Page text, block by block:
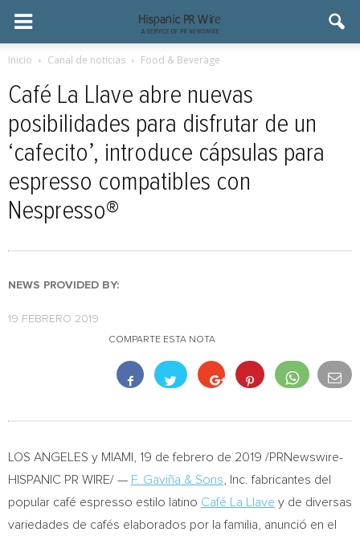
Inicio Canal de noticias Food & Beverage
Café La Llave abre nuevas
posibilidades para disfrutar de un
‘cafecito’, introduce cápsulas para
espresso compatibles con
Nespresso®
NEWS PROVIDED BY:
19 FEBRERO 2019
COMPARTE ESTA NOTA
LOS ANGELES y MIAMI
, 19 de febrero de 2019 /PRNewswire-
HISPANIC PR WIRE/ — F. Gaviña & Sons , Inc. fabricantes del
popular café espresso estilo latino Café La Llave y de diversas
variedades de cafés elaborados por la familia, anunció en el